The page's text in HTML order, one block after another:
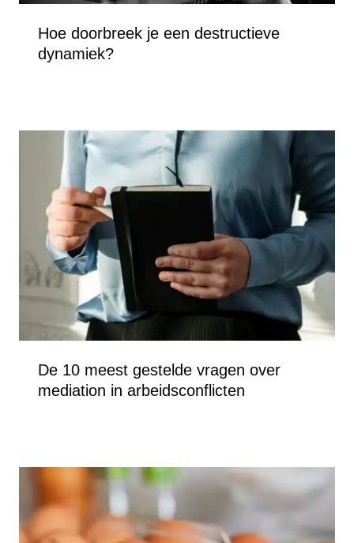
Hoe doorbreek je een destructieve
dynamiek?
De 10 meest gestelde vragen over
mediation in arbeidsconflicten